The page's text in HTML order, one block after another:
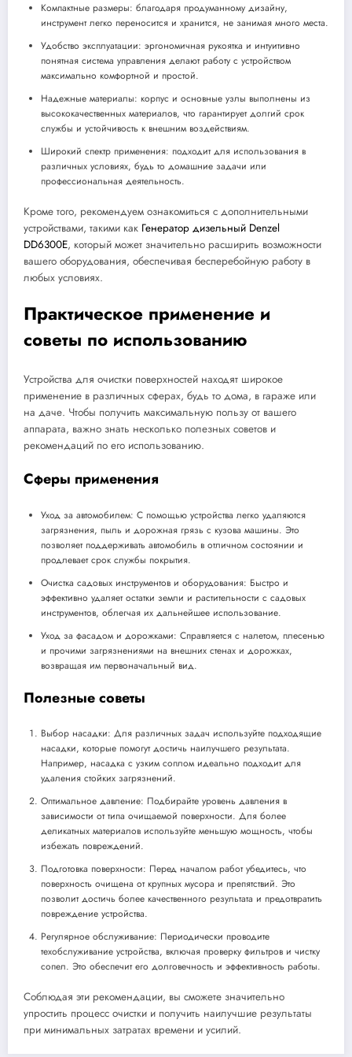
Компактные размеры: благодаря продуманному дизайну,
инструмент легко переносится и хранится, не занимая много места.
Удобство эксплуатации: эргономичная рукоятка и интуитивно
понятная система управления делают работу с устройством
максимально комфортной и простой.
Надежные материалы: корпус и основные узлы выполнены из
высококачественных материалов, что гарантирует долгий срок
службы и устойчивость к внешним воздействиям.
Широкий спектр применения: подходит для использования в
различных условиях, будь то домашние задачи или
профессиональная деятельность.
Кроме того, рекомендуем ознакомиться с дополнительными
устройствами, такими как Генератор дизельный Denzel
DD6300Е, который может значительно расширить возможности
вашего оборудования, обеспечивая бесперебойную работу в
любых условиях.
Практическое применение и
советы по использованию
Устройства для очистки поверхностей находят широкое
применение в различных сферах, будь то дома, в гараже или
на даче. Чтобы получить максимальную пользу от вашего
аппарата, важно знать несколько полезных советов и
рекомендаций по его использованию.
Сферы применения
Уход за автомобилем: С помощью устройства легко удаляются
загрязнения, пыль и дорожная грязь с кузова машины. Это
позволяет поддерживать автомобиль в отличном состоянии и
продлевает срок службы покрытия.
Очистка садовых инструментов и оборудования: Быстро и
эффективно удаляет остатки земли и растительности с садовых
инструментов, облегчая их дальнейшее использование.
Уход за фасадом и дорожками: Справляется с налетом, плесенью
и прочими загрязнениями на внешних стенах и дорожках,
возвращая им первоначальный вид.
Полезные советы
Выбор насадки: Для различных задач используйте подходящие
насадки, которые помогут достичь наилучшего результата.
Например, насадка с узким соплом идеально подходит для
удаления стойких загрязнений.
Оптимальное давление: Подбирайте уровень давления в
зависимости от типа очищаемой поверхности. Для более
деликатных материалов используйте меньшую мощность, чтобы
избежать повреждений.
Подготовка поверхности: Перед началом работ убедитесь, что
поверхность очищена от крупных мусора и препятствий. Это
позволит достичь более качественного результата и предотвратить
повреждение устройства.
Регулярное обслуживание: Периодически проводите
техобслуживание устройства, включая проверку фильтров и чистку
сопел. Это обеспечит его долговечность и эффективность работы.
Соблюдая эти рекомендации, вы сможете значительно
упростить процесс очистки и получить наилучшие результаты
при минимальных затратах времени и усилий.